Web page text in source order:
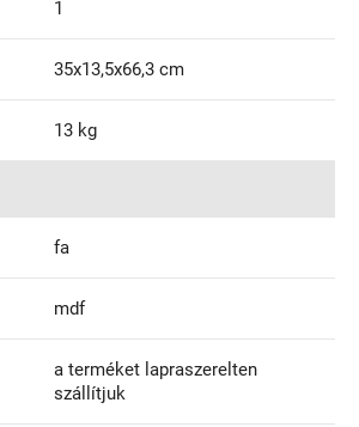
1
35x13,5x66,3 cm
13 kg
fa
mdf
a terméket lapraszerelten
szállítjuk